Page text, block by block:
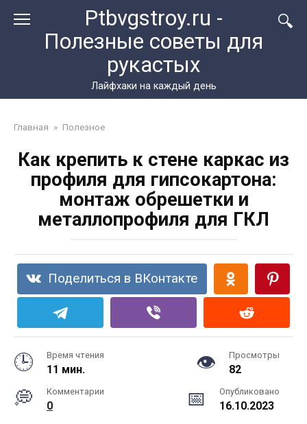
Ptbvgstroy.ru -
Полезные советы для
рукастых
Лайфхаки на каждый день
Главная » Полезное
Как крепить к стене каркас из
профиля для гипсокартона:
монтаж обрешетки и
металлопрофиля для ГКЛ
Поделиться в ВКонтакте
Время чтения
11 мин.
Просмотры
82
Комментарии
0
Опубликовано
16.10.2023